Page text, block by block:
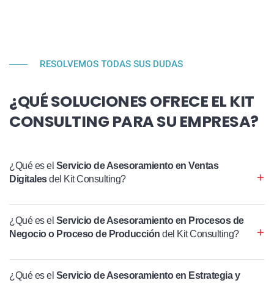
RESOLVEMOS TODAS SUS DUDAS
¿QUÉ SOLUCIONES OFRECE EL KIT
CONSULTING PARA SU EMPRESA?
¿Qué es el Servicio de Asesoramiento en Ventas
Digitalesdel Kit Consulting?
¿Qué es el Servicio de Asesoramiento en Procesos de
Negocio o Proceso de Producción del Kit Consulting?
¿Qué es el Servicio de Asesoramiento en Estrategia y